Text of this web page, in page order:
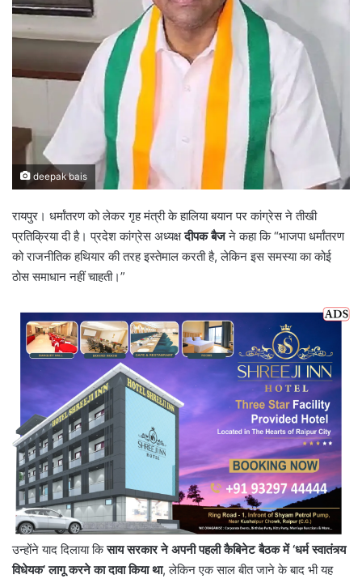
deepak bais
रायपुर। धर्मांतरण को लेकर गृह मंत्री के हालिया बयान पर कांग्रेस ने तीखी
प्रतिक्रिया दी है। प्रदेश कांग्रेस अध्यक्षदीपक बैजने कहा कि “भाजपा धर्मांतरण
को राजनीतिक हथियार की तरह इस्तेमाल करती है, लेकिन इस समस्या का कोई
ठोस समाधान नहीं चाहती।”
उन्होंने याद दिलाया किसाय सरकार ने अपनी पहली कैबिनेट बैठक में ‘धर्म स्वातंत्र्य
विधेयक’ लागू करने का दावा किया था, लेकिन एक साल बीत जाने के बाद भी यह